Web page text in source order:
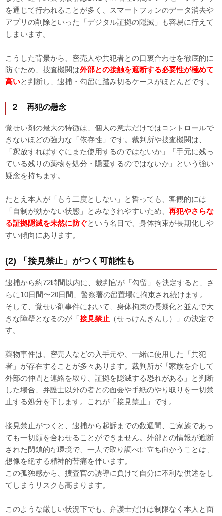
を通じて行われることが多く、スマートフォンのデータ消去や
アプリの削除といった「デジタル証拠の隠滅」も容易に行えて
しまいます。
こうした背景から、密売人や共犯者との口裏合わせを徹底的に
防ぐため、捜査機関は外部との接触を遮断する必要性が極めて
高いと判断し、逮捕・勾留に踏み切るケースがほとんどです。
２ 再犯の懸念
覚せい剤の最大の特徴は、個人の意志だけではコントロールで
きないほどの強力な「依存性」です。裁判所や捜査機関は、
「釈放すればすぐにまた使用するのではないか」「手元に残っ
ている残りの薬物を処分・隠匿するのではないか」という強い
疑念を持ちます。
たとえ本人が「もう二度としない」と誓っても、客観的には
「自制が効かない状態」とみなされやすいため、再犯やさらな
る証拠隠滅を未然に防ぐという名目で、身体拘束が長期化しや
すい傾向にあります。
(2) 「接見禁止」がつく可能性も
逮捕から約72時間以内に、裁判官が「勾留」を決定すると、さ
らに10日間〜20日間、警察署の留置場に拘束され続けます。
そして、覚せい剤事件において、身体拘束の長期化と並んで大
きな障壁となるのが「接見禁止 （せっけんきんし）」の決定で
す。
薬物事件は、密売人などの入手元や、一緒に使用した「共犯
者」が存在することが多々あります。裁判所が「家族を介して
外部の仲間と連絡を取り、証拠を隠滅する恐れがある」と判断
した場合、弁護士以外の者との面会や手紙のやり取りを一切禁
止する処分を下します。これが「接見禁止」です。
接見禁止がつくと、逮捕から起訴までの数週間、ご家族であっ
ても一切顔を合わせることができません。外部との情報が遮断
された閉鎖的な環境で、一人で取り調べに立ち向かうことは、
想像を絶する精神的苦痛を伴います。
この孤独感から、捜査官の誘導に負けて自分に不利な供述をし
てしまうリスクも高まります。
このような厳しい状況下でも、弁護士だけは制限なく本人と面